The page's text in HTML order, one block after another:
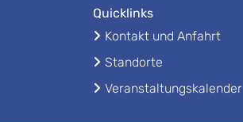
Quicklinks
Kontakt und Anfahrt
Standorte
Veranstaltungskalender